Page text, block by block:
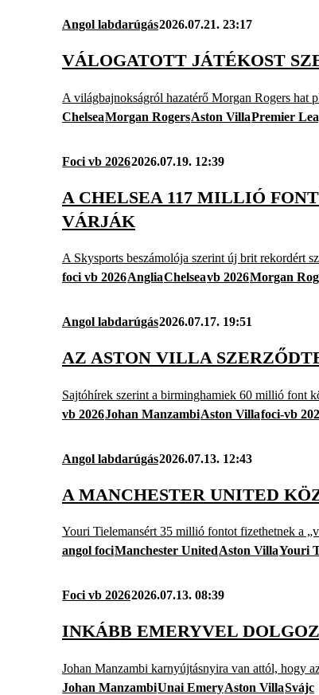
Angol labdarúgás2026.07.21. 23:17
VÁLOGATOTT JÁTÉKOST
A világbajnokságról hazatérő Morgan Rogers hat
ChelseaMorgan RogersAston VillaPremier
Foci vb 20262026.07.19. 12:39
A CHELSEA 117 MILLIÓ
VÁRJÁK
A Skysports beszámolója szerint új brit rekordért
foci vb 2026AngliaChelseavb 2026Morgan
Angol labdarúgás2026.07.17. 19:51
AZ ASTON VILLA
Sajtóhírek szerint a birminghamiek 60 millió font
vb 2026Johan ManzambiAston Villafoci-vb
Angol labdarúgás2026.07.13. 12:43
A MANCHESTER UNITED
Youri Tielemansért 35 millió fontot fizethetnek a
angol fociManchester UnitedAston VillaYouri
Foci vb 20262026.07.13. 08:39
INKÁBB EMERYVEL
Johan Manzambi karnyújtásnyira van attól, hogy
Johan ManzambiUnai EmeryAston VillaSvájc